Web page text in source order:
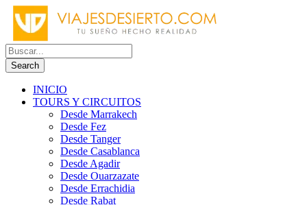
INICIO
TOURS Y CIRCUITOS
Desde Marrakech
Desde Fez
Desde Tanger
Desde Casablanca
Desde Agadir
Desde Ouarzazate
Desde Errachidia
Desde Rabat